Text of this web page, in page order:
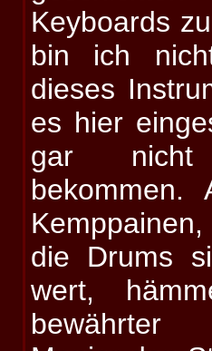
Keyboards
bin ich
dieses
es hier
gar nicht
bekommen.
die Drums
wert,
bewährter